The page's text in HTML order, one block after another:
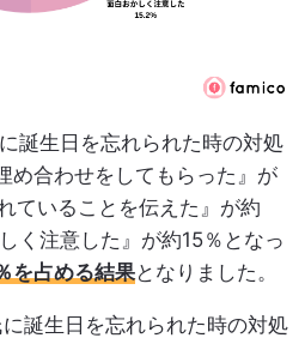
誕生日を忘れられた時の対処
め合わせをしてもらった』が
ていることを伝えた』が約
く注意した』が約15％となっ
を占める結果となりました。
誕生日を忘れられた時の対処